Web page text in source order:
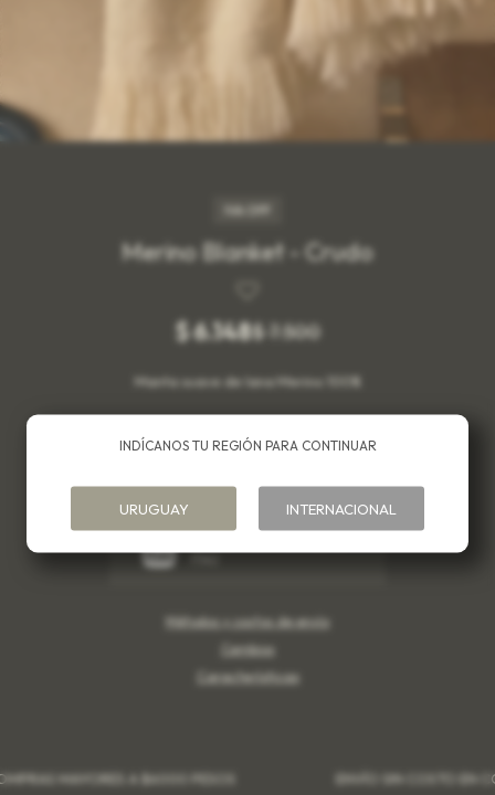
Merino Blanket - Crudo
$6.148$ 7.500
Manta suave de lana Merino 100%
Medidas: 2 x 1,40 cm
UBICAR EN TIENDA
Métodos y costos de envío
Cambios
Características
MAYORES A $6000 PESOS ENVÍO SIN COSTO EN
INDÍCANOS TU REGIÓN PARA CONTINUAR
URUGUAY INTERNACIONAL